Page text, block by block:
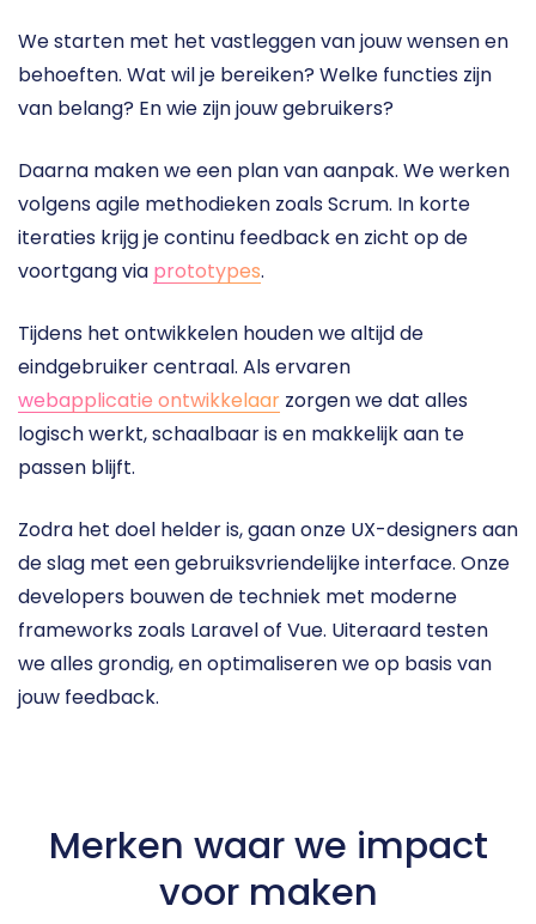
We starten met het vastleggen van jouw wensen en
behoeften. Wat wil je bereiken? Welke functies zijn
van belang? En wie zijn jouw gebruikers?
Daarna maken we een plan van aanpak. We werken
volgens agile methodieken zoals Scrum. In korte
iteraties krijg je continu feedback en zicht op de
voortgang via prototypes.
Tijdens het ontwikkelen houden we altijd de
eindgebruiker centraal. Als ervaren
webapplicatie ontwikkelaar zorgen we dat alles
logisch werkt, schaalbaar is en makkelijk aan te
passen blijft.
Zodra het doel helder is, gaan onze UX-designers aan
de slag met een gebruiksvriendelijke interface. Onze
developers bouwen de techniek met moderne
frameworks zoals Laravel of Vue. Uiteraard testen
we alles grondig, en optimaliseren we op basis van
jouw feedback.
Merken waar we impact
voor maken